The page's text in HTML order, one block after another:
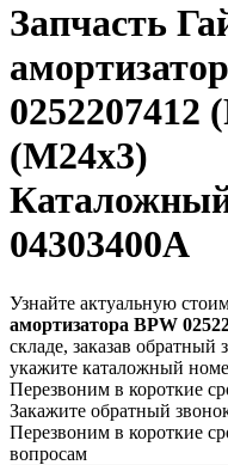
Запчасть
0252207412
(М24х3)
04303400A
Узнайте актуальную
амортизатора BPW
складе, заказав
укажите каталожный
Перезвоним в короткие
Закажите обратный
Перезвоним в короткие
вопросам